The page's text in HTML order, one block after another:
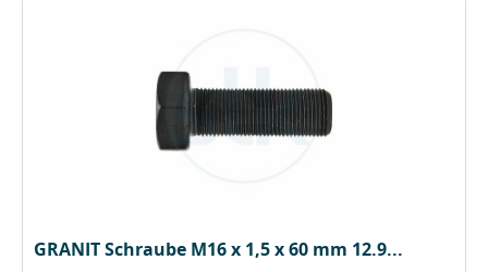
GRANIT Schraube M16 x 1,5 x 60 mm 12.9...